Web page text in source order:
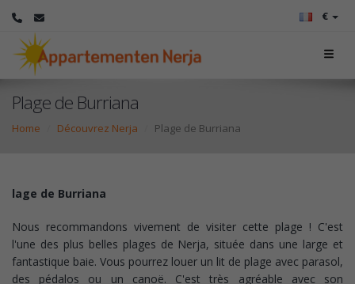
€
Plage de Burriana
Home Découvrez Nerja Plage de Burriana
lage de Burriana
Nous recommandons vivement de visiter cette plage ! C'est
l'une des plus belles plages de Nerja, située dans une large et
fantastique baie. Vous pourrez louer un lit de plage avec parasol,
des pédalos ou un canoë. C'est très agréable avec son